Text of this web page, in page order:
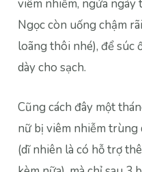
viêm nhiễm, ngứa ngáy
Ngọc còn uống chậm
loãng thôi nhé), để súc
dày cho sạch.
Cũng cách đây một
nữ bị viêm nhiễm trùng
(dĩ nhiên là có hỗ trợ